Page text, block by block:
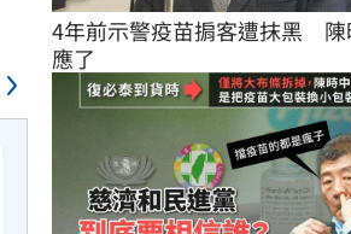
4年前示警疫苗掮客遭抹黑　
應了